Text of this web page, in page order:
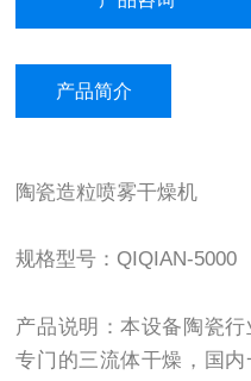
产品简介
陶瓷造粒喷雾干燥机
规格型号：QIQIAN-5000
产品说明：本设备陶瓷行
专门的三流体干燥，国